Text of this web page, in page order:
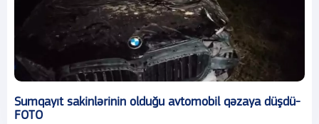
Sumqayıt sakinlərinin olduğu avtomobil qəzaya düşdü-
FOTO